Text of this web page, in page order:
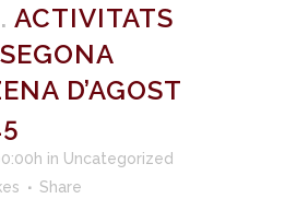
ACTIVITATS
D’AGOST
in Uncategorized
Share